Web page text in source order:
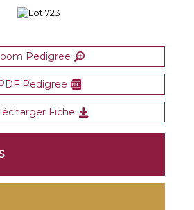
Pedigree
Pedigree
Fiche